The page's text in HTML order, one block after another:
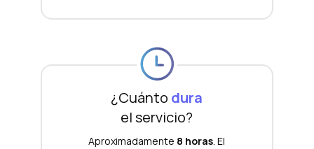
¿Cuánto dura
el servicio?
Aproximadamente 8 horas . El